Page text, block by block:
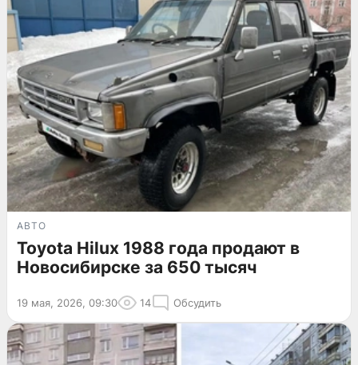
АВТО
Toyota Hilux 1988 года продают в
Новосибирске за 650 тысяч
19 мая, 2026, 09:30 14 Обсудить